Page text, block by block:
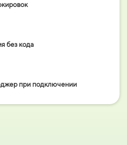
без кода
при подключении